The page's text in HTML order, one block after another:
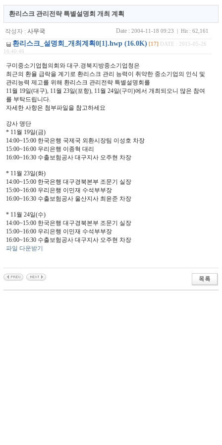
환리스크 관리전략 특별설명회 개최 계획
작성자 : 사무국 Date : 2004-11-18 09:23 | Hit : 62,161
환리스크_설명회_개최계획0[1].hwp (16.0K) [17] DATE : 2015-05-26
16:40:46
구미중소기업협의회와 대구.경북지방중소기업청은
최근의 환율 급락을 계기로 환리스크 관리 능력이 취약한 중소기업의 인식 및
관리능력 제고를 위해 환리스크 관리전략 특별설명회를
11월 19일(대구), 11월 23일(포항), 11월 24일(구미)에서 개최되오니 많은 참여
를 부탁드립니다.
자세한 사항은 첨부파일을 참고하세요
강사 명단
* 11월 19일(금)
14:00~15:00 한국은행 국제국 외환시장팀 이성호 차장
15:00~16:00 우리은행 이종혁 대리
16:00~16:30 수출보험공사 대구지사 오주현 차장
* 11월 23일(화)
14:00~15:00 한국은행 대구경북본부 조문기 실장
15:00~16:00 우리은행 이민재 수석부부장
16:00~16:30 수출보험공사 울산지사 최윤준 차장
* 11월 24일(수)
14:00~15:00 한국은행 대구경북본부 조문기 실장
15:00~16:00 우리은행 이민재 수석부부장
16:00~16:30 수출보험공사 대구지사 오주현 차장
파일 다운받기